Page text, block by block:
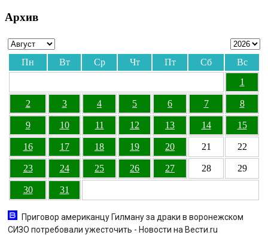
Архив
Пн Вт Ср Чт Пт Сб
Вс
1
2 3 4 5 6 7 8
9 10 11 12 13 14 15
16 17 18 19 20 21 22
23 24 25 26 27 28 29
30 31
Приговор американцу Гилману за драки в воронежском
СИЗО потребовали ужесточить - Новости на Вести.ru